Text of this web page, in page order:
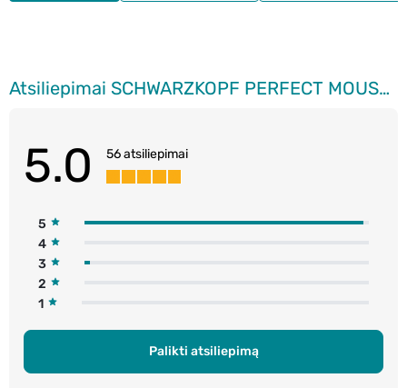
Atsiliepimai SCHWARZKOPF PERFECT MOUSSE, plaukų dažai, 1-00 Juodas, rink.
5.0 56 atsiliepimai
5
4
3
2
1
Palikti atsiliepimą